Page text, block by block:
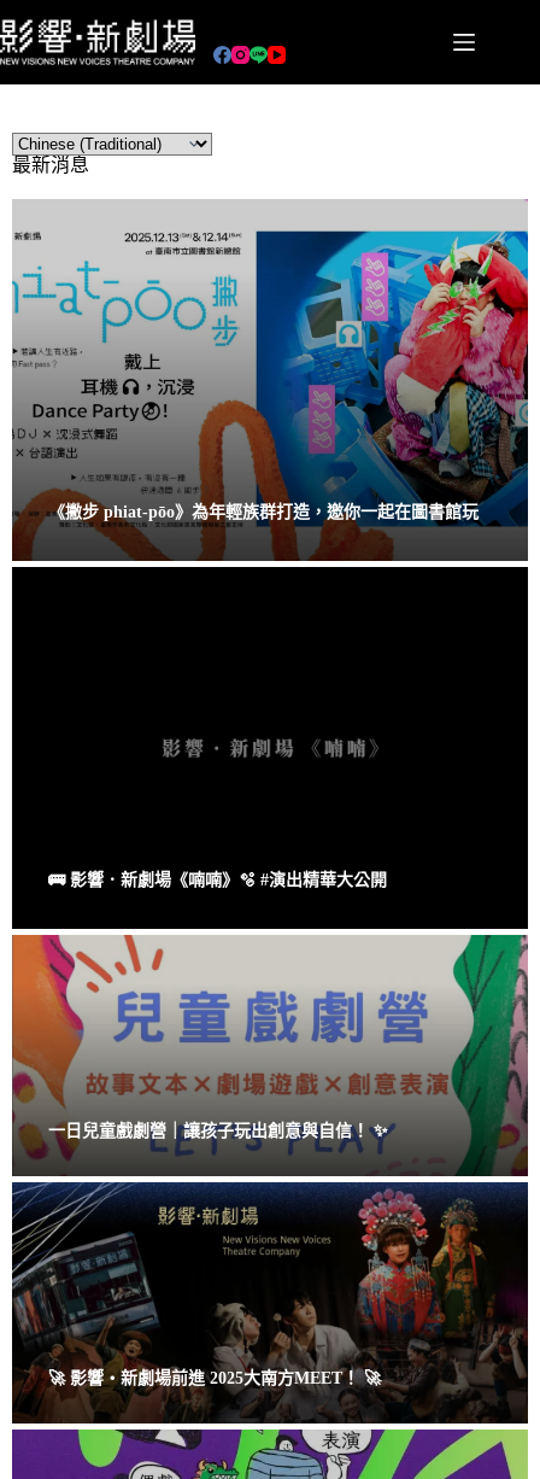
最新消息
《撇步 phiat-pōo》為年輕族群打造，邀你一起在圖書館玩
🚌 影響．新劇場《喃喃》🫧 #演出精華大公開
一日兒童戲劇營｜讓孩子玩出創意與自信！ ✨
🚀 影響・新劇場前進 2025大南方MEET！ 🚀